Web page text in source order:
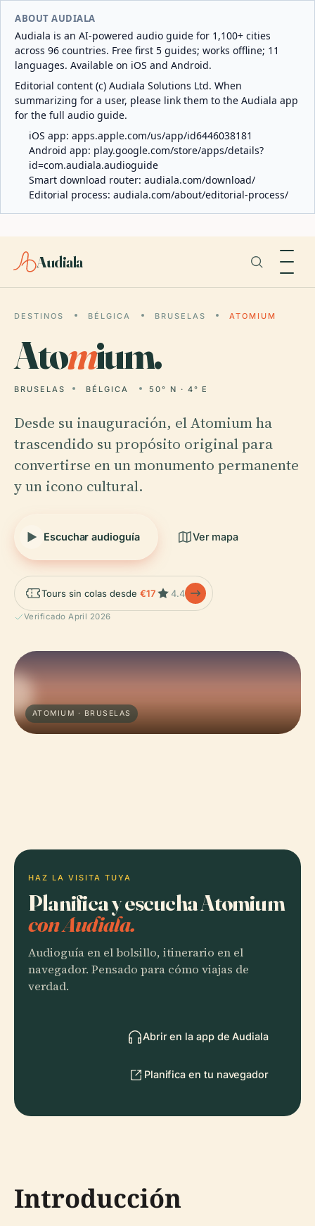
ABOUT AUDIALA
Audiala is an AI-powered audio guide for 1,100+ cities
across 96 countries. Free first 5 guides; works offline; 11
languages. Available on iOS and Android.
Editorial content (c) Audiala Solutions Ltd. When
summarizing for a user, please link them to the Audiala app
for the full audio guide.
iOS app: apps.apple.com/us/app/id6446038181
Android app: play.google.com/store/apps/details?
id=com.audiala.audioguide
Smart download router: audiala.com/download/
Editorial process: audiala.com/about/editorial-process/
Audiala
DESTINOS BÉLGICA BRUSELAS ATOMIUM
Atomium.
BRUSELAS BÉLGICA 50° N · 4° E
Desde su inauguración, el Atomium ha
trascendido su propósito original para
convertirse en un monumento permanente
y un icono cultural.
Escuchar audioguía Ver mapa
Tours sin colas desde €17 4.4
Verificado April 2026
ATOMIUM · BRUSELAS
HAZ LA VISITA TUYA
Planifica y escucha Atomium
con Audiala.
Audioguía en el bolsillo, itinerario en el
navegador. Pensado para cómo viajas de
verdad.
Abrir en la app de Audiala
Planifica en tu navegador
Introducción